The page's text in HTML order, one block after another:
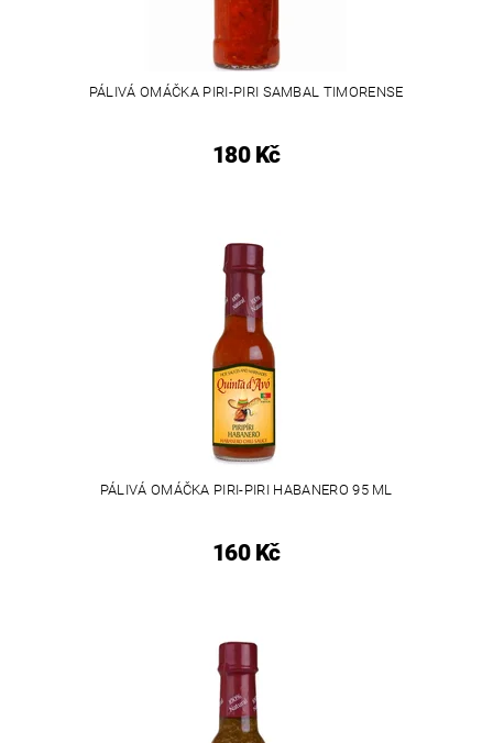
PÁLIVÁ OMÁČKA PIRI-PIRI SAMBAL TIMORENSE
180 Kč
PÁLIVÁ OMÁČKA PIRI-PIRI HABANERO 95 ML
160 Kč